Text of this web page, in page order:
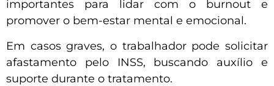
importantes para lidar com o burnout e
promover o bem-estar mental e emocional.
Em casos graves, o trabalhador pode solicitar
afastamento pelo INSS, buscando auxílio e
suporte durante o tratamento.